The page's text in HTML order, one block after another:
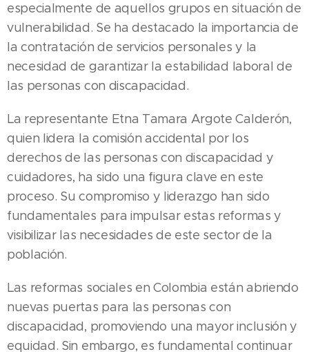
especialmente de aquellos grupos en situación de
vulnerabilidad. Se ha destacado la importancia de
la contratación de servicios personales y la
necesidad de garantizar la estabilidad laboral de
las personas con discapacidad.
La representante Etna Tamara Argote Calderón,
quien lidera la comisión accidental por los
derechos de las personas con discapacidad y
cuidadores, ha sido una figura clave en este
proceso. Su compromiso y liderazgo han sido
fundamentales para impulsar estas reformas y
visibilizar las necesidades de este sector de la
población.
Las reformas sociales en Colombia están abriendo
nuevas puertas para las personas con
discapacidad, promoviendo una mayor inclusión y
equidad. Sin embargo, es fundamental continuar